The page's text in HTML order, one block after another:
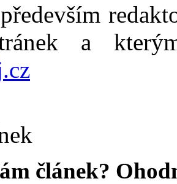
a
článek?